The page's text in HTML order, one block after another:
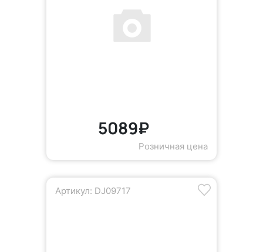
5089₽
Розничная цена
Артикул: DJ09717